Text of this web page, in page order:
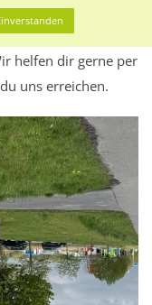
Teil dieser Seite
helfen dir gerne per
uns erreichen.